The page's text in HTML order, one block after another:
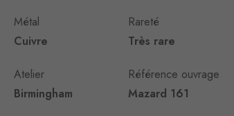
Métal
Cuivre
Atelier
Birmingham
Rareté
Très rare
Référence ouvrage
Mazard 161